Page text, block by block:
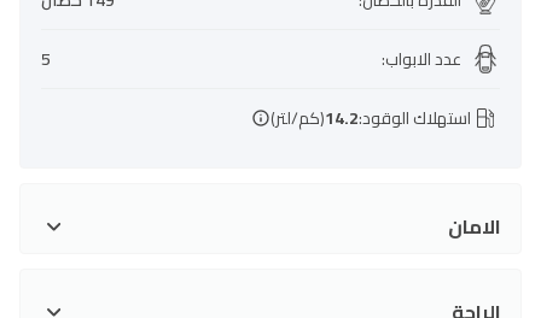
عدد الابواب:
5
استهلاك الوقود:14.2(كم/لتر)
الامان